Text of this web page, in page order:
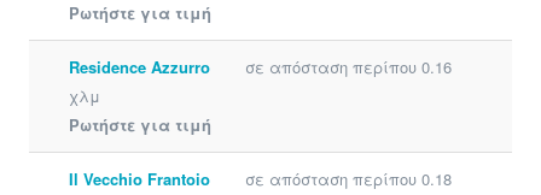
Ρωτήστε για τιμή
Residence Azzurro
σε απόσταση περίπου 0.16
χλμ
Ρωτήστε για τιμή
Il Vecchio Frantoio
σε απόσταση περίπου 0.18